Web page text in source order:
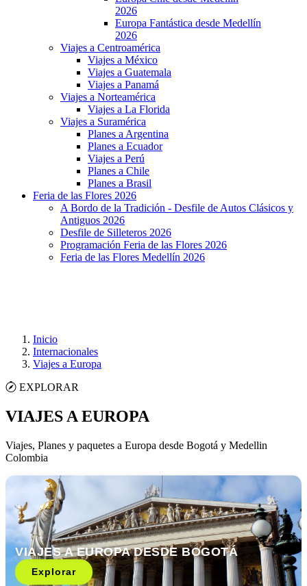
2026
Europa Fantástica desde Medellín
2026
Viajes a Centroamérica
Viajes a México
Viajes a Guatemala
Viajes a Panamá
Viajes a Norteamérica
Viajes a La Florida
Viajes a Suramérica
Planes a Argentina
Planes a Ecuador
Viajes a Perú
Planes a Chile
Planes a Brasil
Feria de las Flores 2026
A Bordo de la Tradición - Desfile de Autos Clásicos y
Antiguos 2026
Desfile de Silleteros 2026
Programación Feria de las Flores 2026
Feria de las Flores Medellín 2026
Inicio
Internacionales
Viajes a Europa
EXPLORAR
VIAJES A EUROPA
Viajes, Planes y paquetes a Europa desde Bogotá y Medellin
Colombia
VIAJES A EUROPA DESDE BOGOTÁ
Explorar